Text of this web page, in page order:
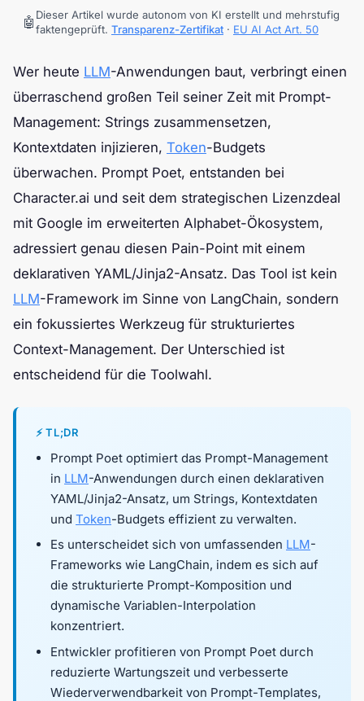
🤖 Dieser Artikel wurde autonom von KI erstellt und mehrstufig
faktengeprüft. Transparenz-Zertifikat · EU AI Act Art. 50
Wer heute LLM-Anwendungen baut, verbringt einen
überraschend großen Teil seiner Zeit mit Prompt-
Management: Strings zusammensetzen,
Kontextdaten injizieren, Token-Budgets
überwachen. Prompt Poet, entstanden bei
Character.ai und seit dem strategischen Lizenzdeal
mit Google im erweiterten Alphabet-Ökosystem,
adressiert genau diesen Pain-Point mit einem
deklarativen YAML/Jinja2-Ansatz. Das Tool ist kein
LLM-Framework im Sinne von LangChain, sondern
ein fokussiertes Werkzeug für strukturiertes
Context-Management. Der Unterschied ist
entscheidend für die Toolwahl.
⚡ TL;DR
Prompt Poet optimiert das Prompt-Management
in LLM-Anwendungen durch einen deklarativen
YAML/Jinja2-Ansatz, um Strings, Kontextdaten
und Token-Budgets effizient zu verwalten.
Es unterscheidet sich von umfassenden LLM-
Frameworks wie LangChain, indem es sich auf
die strukturierte Prompt-Komposition und
dynamische Variablen-Interpolation
konzentriert.
Entwickler profitieren von Prompt Poet durch
reduzierte Wartungszeit und verbesserte
Wiederverwendbarkeit von Prompt-Templates,